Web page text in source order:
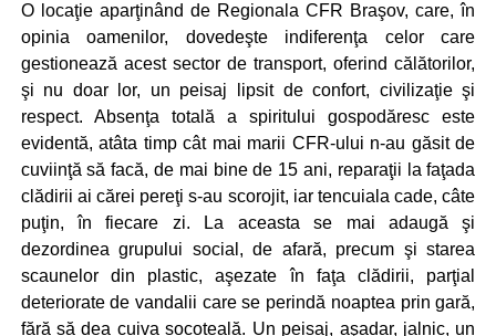
O locaţie aparţinând de Regionala CFR Braşov, care, în
opinia oamenilor, dovedeşte indiferenţa celor care
gestionează acest sector de transport, oferind călătorilor,
şi nu doar lor, un peisaj lipsit de confort, civilizaţie şi
respect. Absenţa totală a spiritului gospodăresc este
evidentă, atâta timp cât mai marii CFR-ului n-au găsit de
cuviinţă să facă, de mai bine de 15 ani, reparaţii la faţada
clădirii ai cărei pereţi s-au scorojit, iar tencuiala cade, câte
puţin, în fiecare zi. La aceasta se mai adaugă şi
dezordinea grupului social, de afară, precum şi starea
scaunelor din plastic, aşezate în faţa clădirii, parţial
deteriorate de vandalii care se perindă noaptea prin gară,
fără să dea cuiva socoteală. Un peisaj, aşadar, jalnic, un